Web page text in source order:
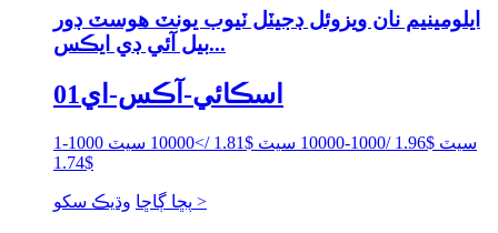
ايلومينيم نان ويزوئل ڊجيٽل ٽيوب يونٽ هوسٽ ڊور
بيل آئي ڊي ايڪس...
اسڪائي-آڪس-اي01
1-1000 سيٽ $1.96 /1000-10000 سيٽ $1.81 />10000 سيٽ
$1.74
پڇا ڳاڇا وڌيڪ سکو >